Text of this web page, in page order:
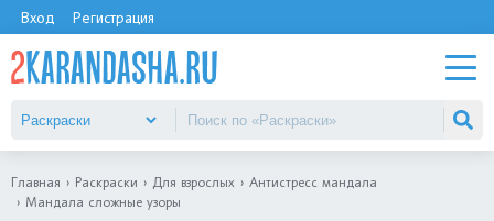
Вход Регистрация
Главная Раскраски Для взрослых
Антистресс мандала
Мандала сложные узоры